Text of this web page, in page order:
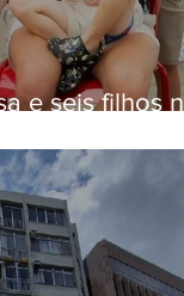
e seis filhos